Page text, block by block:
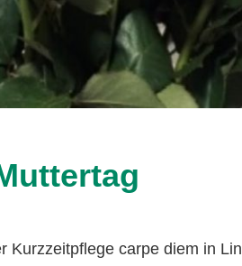
Kurzzeitpflege carpe diem in